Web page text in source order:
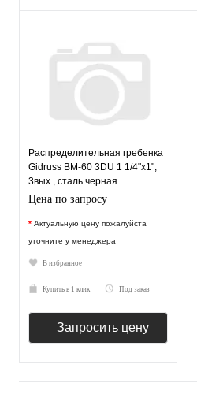
Распределительная гребенка
Gidruss BM-60 3DU 1 1/4"х1",
3вых., сталь черная
Цена по запросу
* Актуальную цену пожалуйста
уточните у менеджера
В избранное
Купить в 1 клик Под заказ
Запросить цену